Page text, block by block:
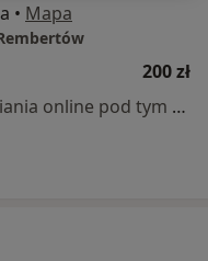
• Mapa
200 zł
Specjalista nie oferuje umawiania online pod tym adresem.